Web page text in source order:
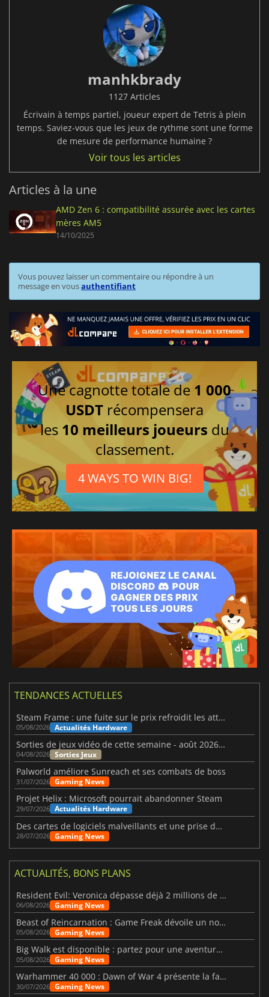
manhkbrady
1127 Articles
Écrivain à temps partiel, joueur expert de Tetris à plein
temps. Saviez-vous que les jeux de rythme sont une forme
de mesure de performance humaine ?
Voir tous les articles
Articles à la une
AMD Zen 6 : compatibilité assurée avec les cartes
mères AM5
14/10/2025
Vous pouvez laisser un commentaire ou répondre à un
message en vousauthentifiant
Une cagnotte totale de 1 000
USDT récompensera
les 10 meilleurs joueurs du
classement.
4 WAYS TO WIN BIG!
TENDANCES ACTUELLES
Steam Frame : une fuite sur le prix refroidit les attentes VR
05/08/2026 Actualités Hardware
Sorties de jeux vidéo de cette semaine - août 2026 (semaine 32)
04/08/2026 Sorties Jeux
Palworld améliore Sunreach et ses combats de boss
31/07/2026 Gaming News
Projet Helix : Microsoft pourrait abandonner Steam
29/07/2026 Actualités Hardware
Des cartes de logiciels malveillants et une prise de contrôle de Discord ont touché Meccha Chameleon
28/07/2026 Gaming News
ACTUALITÉS, BONS PLANS
Resident Evil: Veronica dépasse déjà 2 millions de wishlists
06/08/2026 Gaming News
Beast of Reincarnation : Game Freak dévoile un nouveau pari
05/08/2026 Gaming News
Big Walk est disponible : partez pour une aventure entre amis
05/08/2026 Gaming News
Warhammer 40 000 : Dawn of War 4 présente la faction des Nécrons
30/07/2026 Gaming News